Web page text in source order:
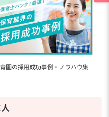
園の採用成功事例・ノウハウ集